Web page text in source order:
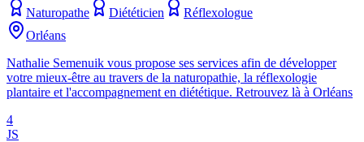
Naturopathe Diététicien
Réflexologue
Orléans
Nathalie Semenuik vous propose ses services afin de développer
votre mieux-être au travers de la naturopathie, la réflexologie
plantaire et l'accompagnement en diététique. Retrouvez là à Orléans
4
JS